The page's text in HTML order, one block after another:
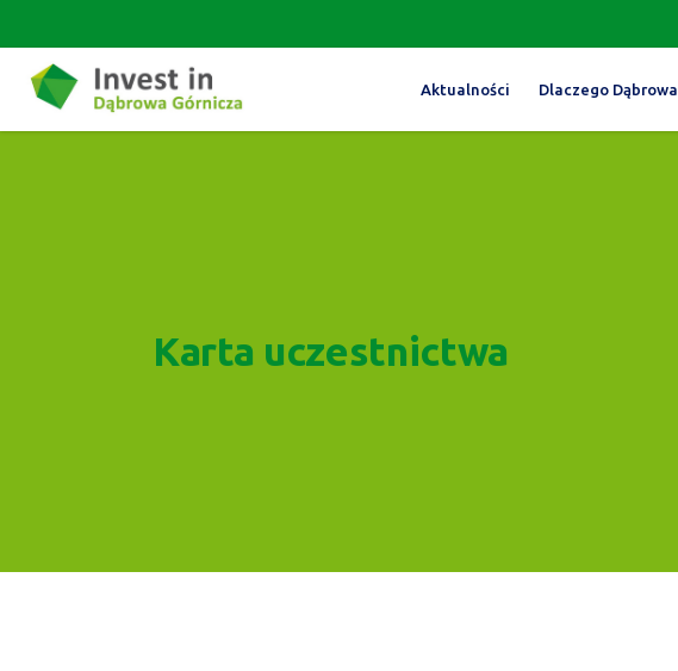
Aktualności Dlaczego Dąbrowa
Karta uczestnictwa